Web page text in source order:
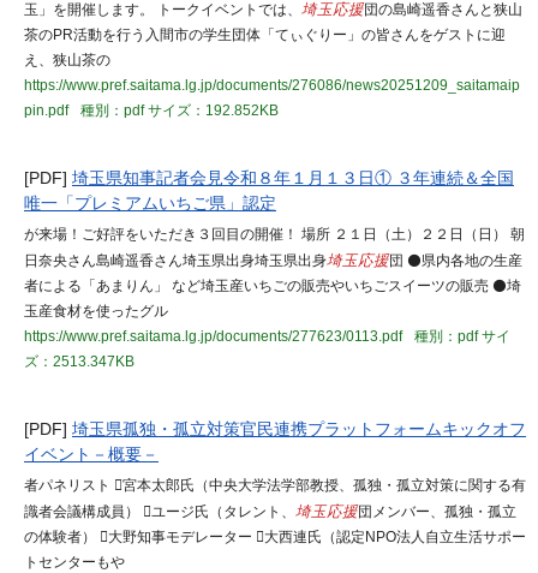
玉」を開催します。 トークイベントでは、 埼玉応援団の島崎遥香さんと狭山
茶のPR活動を行う入間市の学生団体「てぃぐりー」の皆さんをゲストに迎
え、狭山茶の
https://www.pref.saitama.lg.jp/documents/276086/news20251209_saitamaip
pin.pdf
種別：pdfサイズ：192.852KB
[PDF] 埼玉県知事記者会見令和８年１月１３日① ３年連続＆全国
唯一「プレミアムいちご県」認定
が来場！ご好評をいただき３回目の開催！ 場所 ２１日（土）２２日（日） 朝
日奈央さん島崎遥香さん埼玉県出身埼玉県出身埼玉応援団 ⚫県内各地の生産
者による「あまりん」 など埼玉産いちごの販売やいちごスイーツの販売 ⚫埼
玉産食材を使ったグル
https://www.pref.saitama.lg.jp/documents/277623/0113.pdf
種別：pdfサイ
ズ：2513.347KB
[PDF] 埼玉県孤独・孤立対策官民連携プラットフォームキックオフ
イベント－概要－
者パネリスト 宮本太郎氏（中央大学法学部教授、孤独・孤立対策に関する有
識者会議構成員） ユージ氏（タレント、 埼玉応援団メンバー、孤独・孤立
の体験者） 大野知事モデレーター 大西連氏（認定NPO法人自立生活サポー
トセンターもや